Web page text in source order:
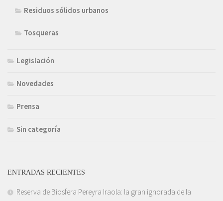
Residuos sólidos urbanos
Tosqueras
Legislación
Novedades
Prensa
Sin categoría
ENTRADAS RECIENTES
Reserva de Biosfera Pereyra Iraola: la gran ignorada de la